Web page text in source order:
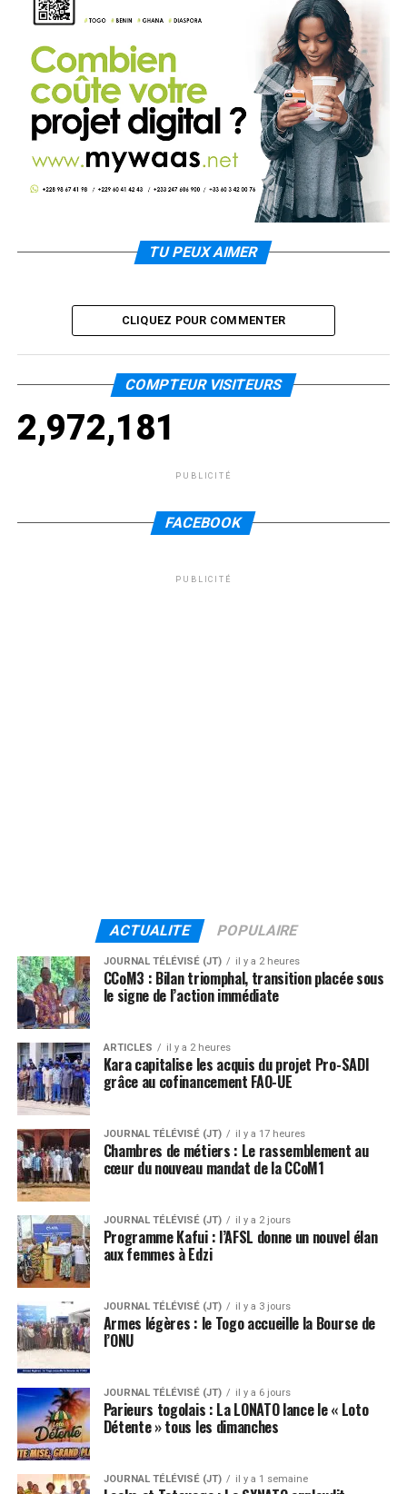
TU PEUX AIMER
CLIQUEZ POUR COMMENTER
COMPTEUR VISITEURS
2,972,181
PUBLICITÉ
FACEBOOK
PUBLICITÉ
ACTUALITE POPULAIRE
JOURNAL TÉLÉVISÉ (JT) il y a 2 heures
CCoM3 : Bilan triomphal, transition placée sous
le signe de l’action immédiate
ARTICLES il y a 2 heures
Kara capitalise les acquis du projet Pro-SADI
grâce au cofinancement FAO-UE
JOURNAL TÉLÉVISÉ (JT) il y a 17 heures
Chambres de métiers : Le rassemblement au
cœur du nouveau mandat de la CCoM1
JOURNAL TÉLÉVISÉ (JT) il y a 2 jours
Programme Kafui : l’AFSL donne un nouvel élan
aux femmes à Edzi
JOURNAL TÉLÉVISÉ (JT) il y a 3 jours
Armes légères : le Togo accueille la Bourse de
l’ONU
JOURNAL TÉLÉVISÉ (JT) il y a 6 jours
Parieurs togolais : La LONATO lance le « Loto
Détente » tous les dimanches
JOURNAL TÉLÉVISÉ (JT) il y a 1 semaine